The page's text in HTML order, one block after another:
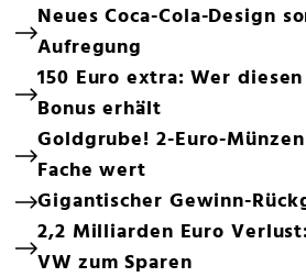
Neues Coca-Cola-Design
Aufregung
150 Euro extra: Wer
Bonus erhält
Goldgrube! 2-Euro-
Fache wert
Gigantischer Gewinn-
2,2 Milliarden Euro
VW zum Sparen